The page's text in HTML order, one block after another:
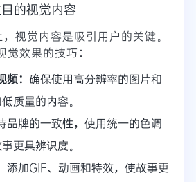
的视觉内容
觉内容是吸引用户的关键。
觉效果的技巧：
： 确保使用高分辨率的图片和
质量的内容。
品牌的一致性，使用统一的色调
更具辨识度。
添加GIF、动画和特效，使故事更